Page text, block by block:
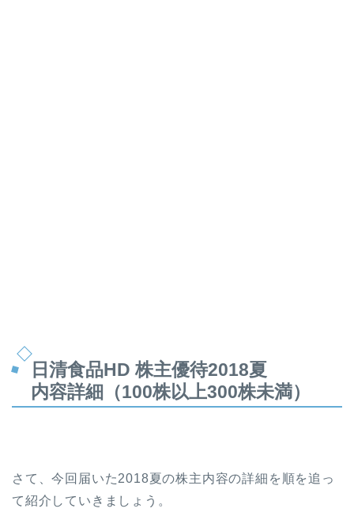
日清食品HD 株主優待2018夏
内容詳細（100株以上300株未満）
さて、今回届いた2018夏の株主内容の詳細を順を追っ
て紹介していきましょう。